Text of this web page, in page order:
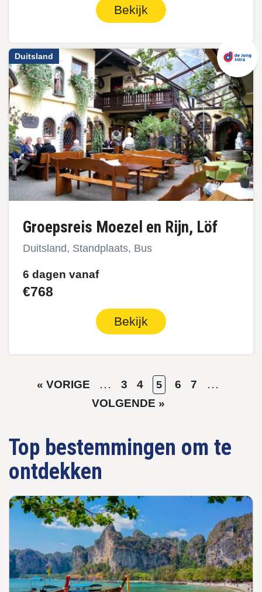
Bekijk
Duitsland
Groepsreis Moezel en Rijn, Löf
Duitsland, Standplaats, Bus
6 dagen vanaf
€768
Bekijk
VORIGE
« VORIGE … PAGE
3 PAGE
4
HUIDIGE
PAGINA
5 PAGE
6 PAGE
7 …
VOLGENDE »
Top bestemmingen om te
ontdekken